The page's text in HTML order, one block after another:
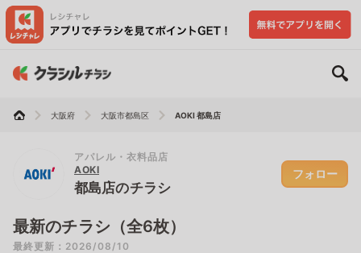
大阪府 大阪市都島区 AOKI 都島店
アパレル・衣料品店
AOKI
都島店のチラシ
フォロー
最新のチラシ（全6枚）
最終更新：2026/08/10